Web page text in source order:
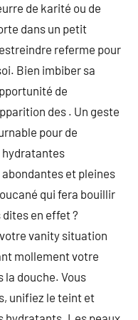
de karité ou de
dans un petit
referme pour
Bien imbiber sa
de
des . Un geste
pour de
et pleines
qui fera bouillir
dites en effet ?
vanity situation
mollement votre
la douche. Vous
unifiez le teint et